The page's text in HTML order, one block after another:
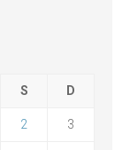
S D
2 3